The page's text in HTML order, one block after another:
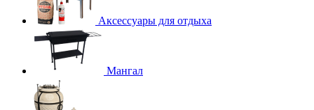
Аксессуары для отдыха
Мангал